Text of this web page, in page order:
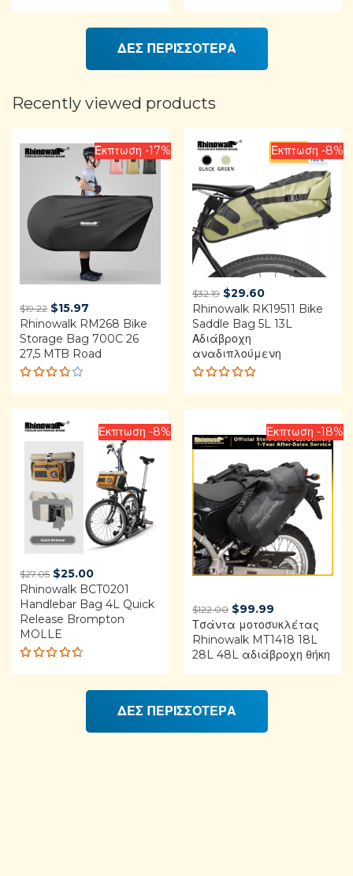
Rated
4.42
ΔΕΣ ΠΕΡΙΣΣΟΤΕΡΑ
Recently viewed products
Έκπτωση -17%
$19.22 Original
price
was:
$19.22.
$15.97
price
is:
$15.97.
Rhinowalk RM268 Bike
Storage Bag 700C 26
27,5 MTB Road
Rated
3.75
out of
5
Έκπτωση -8%
$32.19 Original
price
was:
$32.19.
$29.60Current
price
is:
Rhinowalk RK19511 Bike
Saddle Bag 5L 13L
Αδιάβροχη
αναδιπλούμενη
Rated
4.92out
Έκπτωση -8%
$27.05 Original
price
was:
$27.05.
$25.00Current
price
is:
$25.00.
Rhinowalk BCT0201
Handlebar Bag 4L Quick
Release Brompton
MOLLE
Rated
Έκπτωση -18%
$122.00 Original
price
was:
$122.00.
$99.99
price
is:
$99.99.
Τσάντα μοτοσυκλέτας
Rhinowalk MT1418 18L
28L 48L αδιάβροχη θήκη
ΔΕΣ ΠΕΡΙΣΣΟΤΕΡΑ